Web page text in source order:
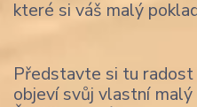
které si váš malý
Představte si tu radost
objeví svůj vlastní